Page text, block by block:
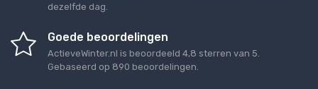
dezelfde dag.
Goede beoordelingen
ActieveWinter.nl is beoordeeld 4,8 sterren van 5
Gebaseerd op 890 beoordelingen.